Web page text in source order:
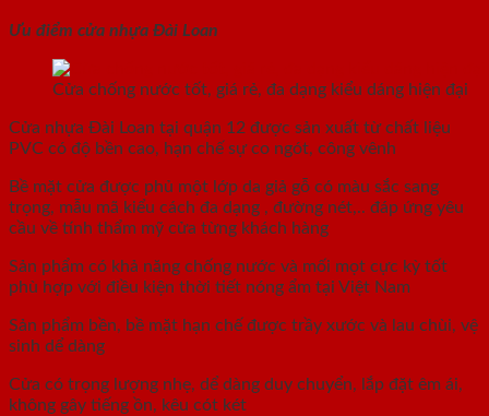
Ưu điểm cửa nhựa Đài Loan
Cửa chống nước tốt, giá rẻ, đa dạng kiểu dáng hiện đại
Cửa nhựa Đài Loan tại quận 12 được sản xuất từ chất liệu
PVC có độ bền cao, hạn chế sự co ngót, công vênh
Bề mặt cửa được phủ một lớp da giả gỗ có màu sắc sang
trọng, mẫu mã kiểu cách đa dạng , đường nét,.. đáp ứng yêu
cầu về tính thẩm mỹ cửa từng khách hàng
Sản phẩm có khả năng chống nước và mối mọt cực kỳ tốt
phù hợp với điều kiện thời tiết nóng ẩm tại Việt Nam
Sản phẩm bền, bề mặt hạn chế được trầy xước và lau chùi, vệ
sinh dể dàng
Cửa có trọng lượng nhẹ, dể dàng duy chuyển, lắp đặt êm ái,
không gây tiếng ồn, kêu cót két